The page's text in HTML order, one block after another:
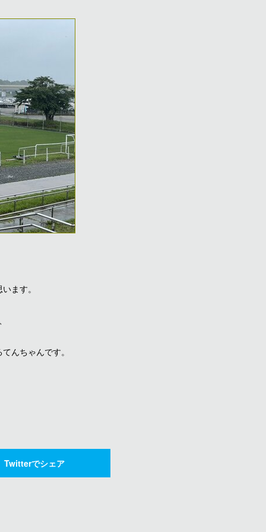
ます。
んちゃんです。
Twitterでシェア